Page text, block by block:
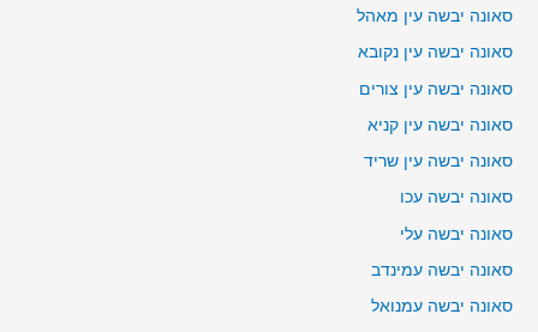
סאונה יבשה עין מאהל
סאונה יבשה עין נקובא
סאונה יבשה עין צורים
סאונה יבשה עין קניא
סאונה יבשה עין שריד
סאונה יבשה עכו
סאונה יבשה עלי
סאונה יבשה עמינדב
סאונה יבשה עמנואל